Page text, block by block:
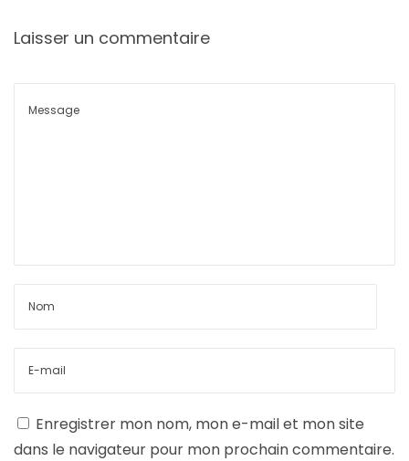
Laisser un commentaire
Enregistrer mon nom, mon e-mail et mon site
dans le navigateur pour mon prochain commentaire.